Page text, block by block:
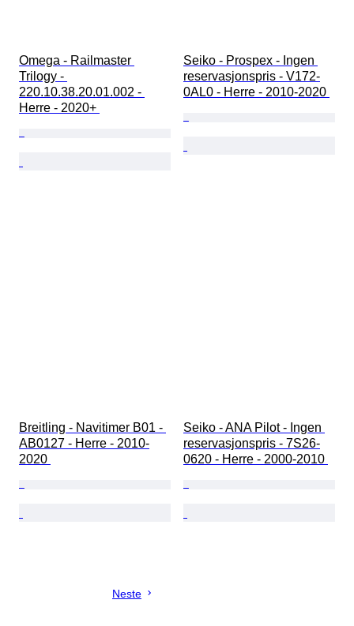
Omega - Railmaster
Trilogy -
220.10.38.20.01.002 -
Herre - 2020+
Seiko - Prospex - Ingen
reservasjonspris - V172-
0AL0 - Herre - 2010-2020
Breitling - Navitimer B01 -
AB0127 - Herre - 2010-
2020
Seiko - ANA Pilot - Ingen
reservasjonspris - 7S26-
0620 - Herre - 2000-2010
Neste